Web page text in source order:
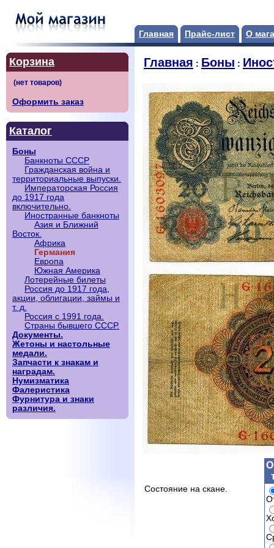
Главная Прайс-лист О
Корзина
Оформить заказ
Каталог
Боны
Банкноты СССР
Гражданская война и
территориальные выпуски.
Императорская Россия
до 1917 года
включительно.
Иностранные банкноты
Азия и Ближний
Восток.
Африка
Германия
Европа
Южная Америка
Лотерейные билеты
Россия до 1917 года,
акции, облигации, займы и
т. д.
Россия с 1991 года.
Страны бывшего СССР.
Документы.
Жетоны и настольные
медали.
Запчасти к знакам и
наградам.
Нумизматика
Фалеристика
Фурнитура и знаки
различия.
Главная : Боны :
Состояние на скане.